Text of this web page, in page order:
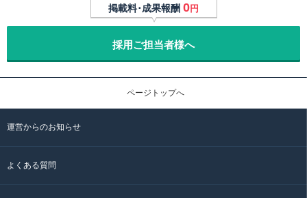
掲載料･成果報酬 0円
採用ご担当者様へ
ページトップへ
運営からのお知らせ
よくある質問